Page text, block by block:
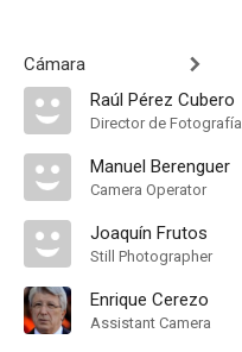
Cámara
Raúl Pérez Cubero
Director de Fotografía
Manuel Berenguer
Camera Operator
Joaquín Frutos
Still Photographer
Enrique Cerezo
Assistant Camera